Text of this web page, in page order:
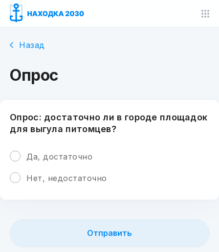
Назад
Опрос
Опрос: достаточно ли в городе площадок
для выгула питомцев?
Да, достаточно
Нет, недостаточно